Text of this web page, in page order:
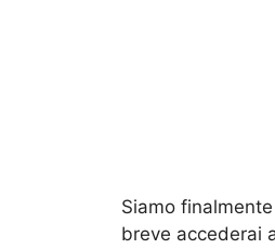
Siamo
breve accederai